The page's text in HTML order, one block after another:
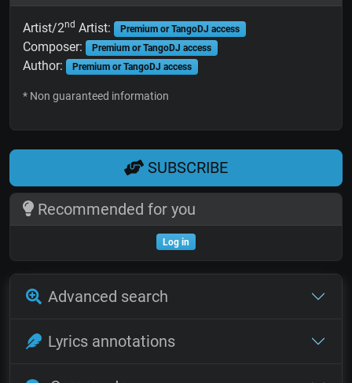
Artist/2nd Artist: Premium or TangoDJ access
Composer: Premium or TangoDJ access
Author: Premium or TangoDJ access
* Non guaranteed information
SUBSCRIBE
Recommended for you
Log in
Advanced search
Lyrics annotations